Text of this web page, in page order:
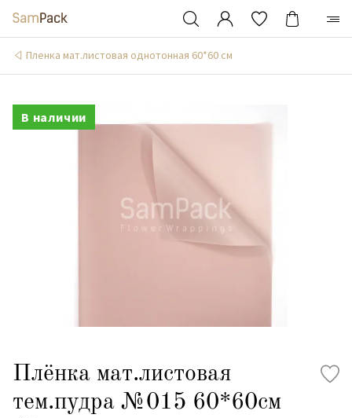
Пленка мат.листовая однотонная 60*60 см
В наличии
Плёнка мат.листовая
тем.пудра №015 60*60см